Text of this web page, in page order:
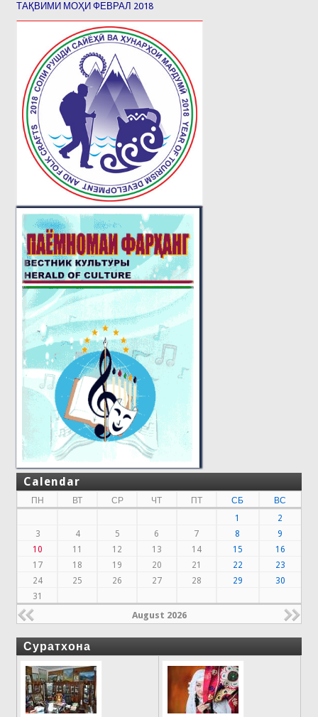
ТАҚВИМИ МОҲИ ФЕВРАЛ 2018
Calendar
ПН ВТ СР ЧТ ПТ СБ
ВС
1
2
3
4 5 6 7 8
9
10
11 12 13 14 15
16
17
18 19 20 21 22
23
24
25 26 27 28 29
30
31
August 2026
Суратхона